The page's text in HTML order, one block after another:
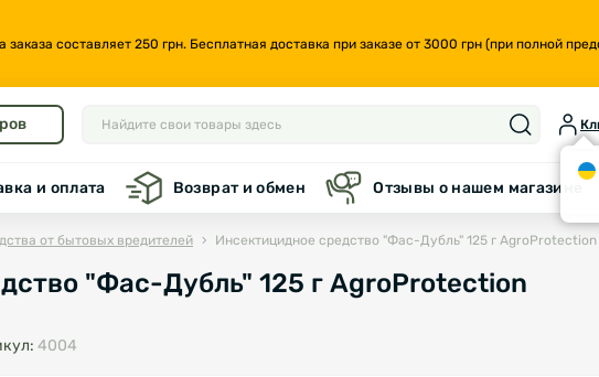
составляет 250 грн. Бесплатная доставка при заказе от 3000 грн (при полной
и оплата Возврат и обмен Отзывы о нашем магазине
от бытовых вредителей Инсектицидное средство "Фас-Дубль" 125 г AgroProtection
"Фас-Дубль" 125 г AgroProtection
4004